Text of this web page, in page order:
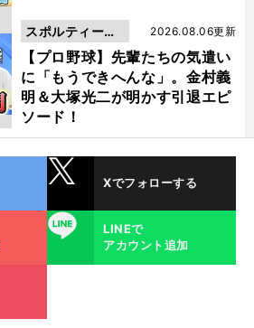
【プロ野球】先輩たちの気遣い
に「もうできへんな」。金村義
明＆大塚光二が明かす引退エピ
ソード！
2026.08.06更新
スポルティーバ
動画
Xでフォローする
LINE
LINEで
アカウント追加